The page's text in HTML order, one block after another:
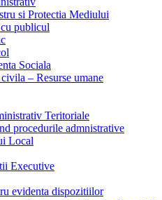
si Protectia Mediului
publicul
Sociala
– Resurse umane
Teritoriale
procedurile admnistrative
Local
Executive
evidenta dispozitiilor